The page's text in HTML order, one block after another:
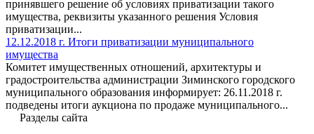
принявшего решение об условиях приватизации такого
имущества, реквизиты указанного решения Условия
приватизации...
12.12.2018 г. Итоги приватизации муниципального
имущества
Комитет имущественных отношений, архитектуры и
градостроительства администрации Зиминского городского
муниципального образования информирует: 26.11.2018 г.
подведены итоги аукциона по продаже муниципального...
Разделы сайта